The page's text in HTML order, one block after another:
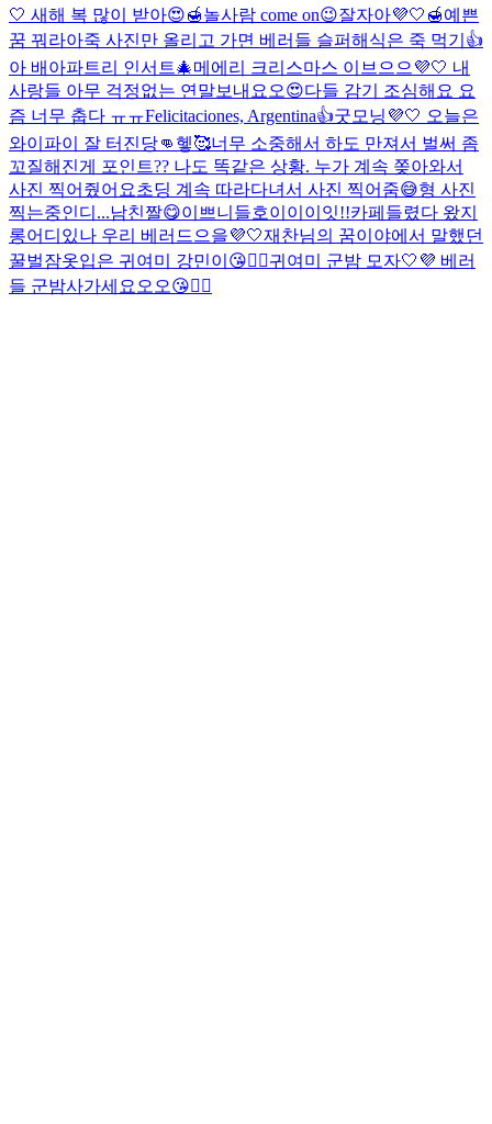
🤍 새해 복 많이 받아😍🍯놀사람 come on😉잘자아💜🤍🍯예쁜
꿈 꿔라아죽 사진만 올리고 가면 베러들 슬퍼해 식은 죽 먹기👍
아 배아파트리 인서트🎄메에리 크리스마스 이브으으💜🤍 내
사랑들 아무 걱정없는 연말보내요오😍다들 감기 조심해요 요
즘 너무 춥다 ㅠㅠFelicitaciones, Argentina👍굿모닝💜🤍 오늘은
와이파이 잘 터진당👊헿🥰너무 소중해서 하도 만져서 벌써 좀
꼬질해진게 포인트?? 나도 똑같은 상황. 누가 계속 쫒아와서
사진 찍어줬어요초딩 계속 따라다녀서 사진 찍어줌😅형 사진
찍는중인디...남친짤😋이쁘니들호이이이잇!!카페들렸다 왔지
롱어디있나 우리 베러드으을💜🤍재찬님의 꿈이야에서 말했던
꿀벌잠옷입은 귀여미 강민이😘👍🏻귀여미 군밤 모자🤍💜 베러
들 군밤사가세요오오😘👍🏻